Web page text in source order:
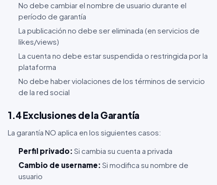
No debe cambiar el nombre de usuario durante el
período de garantía
La publicación no debe ser eliminada (en servicios de
likes/views)
La cuenta no debe estar suspendida o restringida por la
plataforma
No debe haber violaciones de los términos de servicio
de la red social
1.4 Exclusiones de la Garantía
La garantía NO aplica en los siguientes casos:
Perfil privado: Si cambia su cuenta a privada
Cambio de username: Si modifica su nombre de
usuario